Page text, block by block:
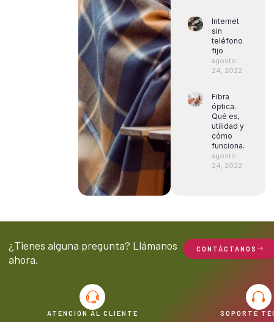
Internet
sin
teléfono
fijo
agosto
24, 2022
Fibra
óptica.
Qué es,
utilidad y
cómo
funciona.
agosto
24, 2022
¿Tienes alguna pregunta? Llámanos
ahora.
CONTÁCTANOS
ATENCIÓN AL CLIENTE SOPORTE